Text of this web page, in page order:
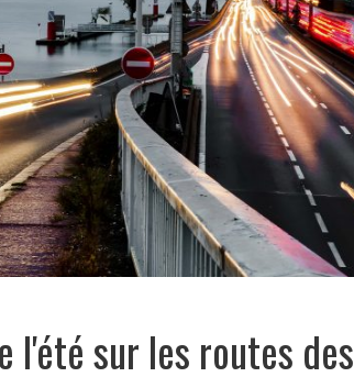
l'été sur les routes des